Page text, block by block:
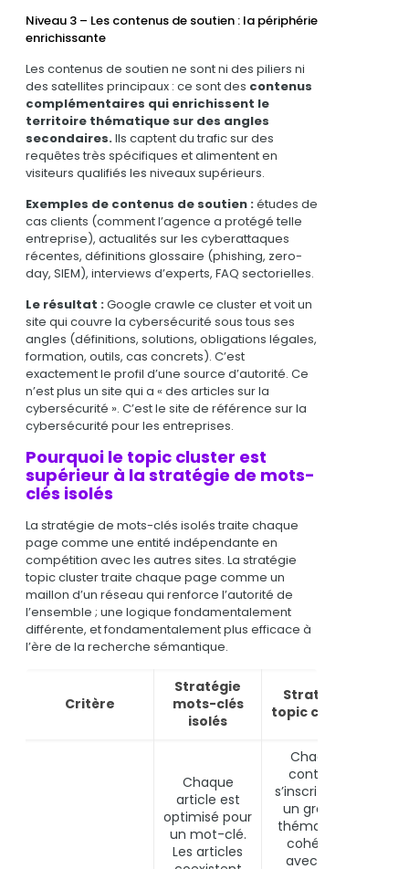
Niveau 3 – Les contenus de soutien : la périphérie
enrichissante
Les contenus de soutien ne sont ni des piliers ni
des satellites principaux : ce sont des contenus
complémentaires qui enrichissent le
territoire thématique sur des angles
secondaires.Ils captent du trafic sur des
requêtes très spécifiques et alimentent en
visiteurs qualifiés les niveaux supérieurs.
Exemples de contenus de soutien :études de
cas clients (comment l’agence a protégé telle
entreprise), actualités sur les cyberattaques
récentes, définitions glossaire (phishing, zero-
day, SIEM), interviews d’experts, FAQ sectorielles.
Le résultat :Google crawle ce cluster et voit un
site qui couvre la cybersécurité sous tous ses
angles (définitions, solutions, obligations légales,
formation, outils, cas concrets). C’est
exactement le profil d’une source d’autorité. Ce
n’est plus un site qui a « des articles sur la
cybersécurité ». C’est le site de référence sur la
cybersécurité pour les entreprises.
Pourquoi le topic cluster est
supérieur à la stratégie de mots-
clés isolés
La stratégie de mots-clés isolés traite chaque
page comme une entité indépendante en
compétition avec les autres sites. La stratégie
topic cluster traite chaque page comme un
maillon d’un réseau qui renforce l’autorité de
l’ensemble ; une logique fondamentalement
différente, et fondamentalement plus efficace à
l’ère de la recherche sémantique.
Critère
Stratégie
mots-clés
isolés
Stratégie
topic cluster
Chaque
article est
optimisé pour
un mot-clé.
Les articles
Chaque
contenu
s’inscrit dans
un groupe
thématique
cohérent
avec une